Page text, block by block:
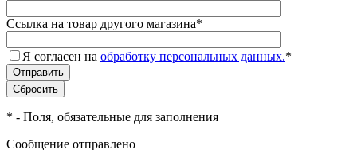
Ссылка на товар другого магазина*
Я согласен на обработку персональных данных.*
* - Поля, обязательные для заполнения
Сообщение отправлено